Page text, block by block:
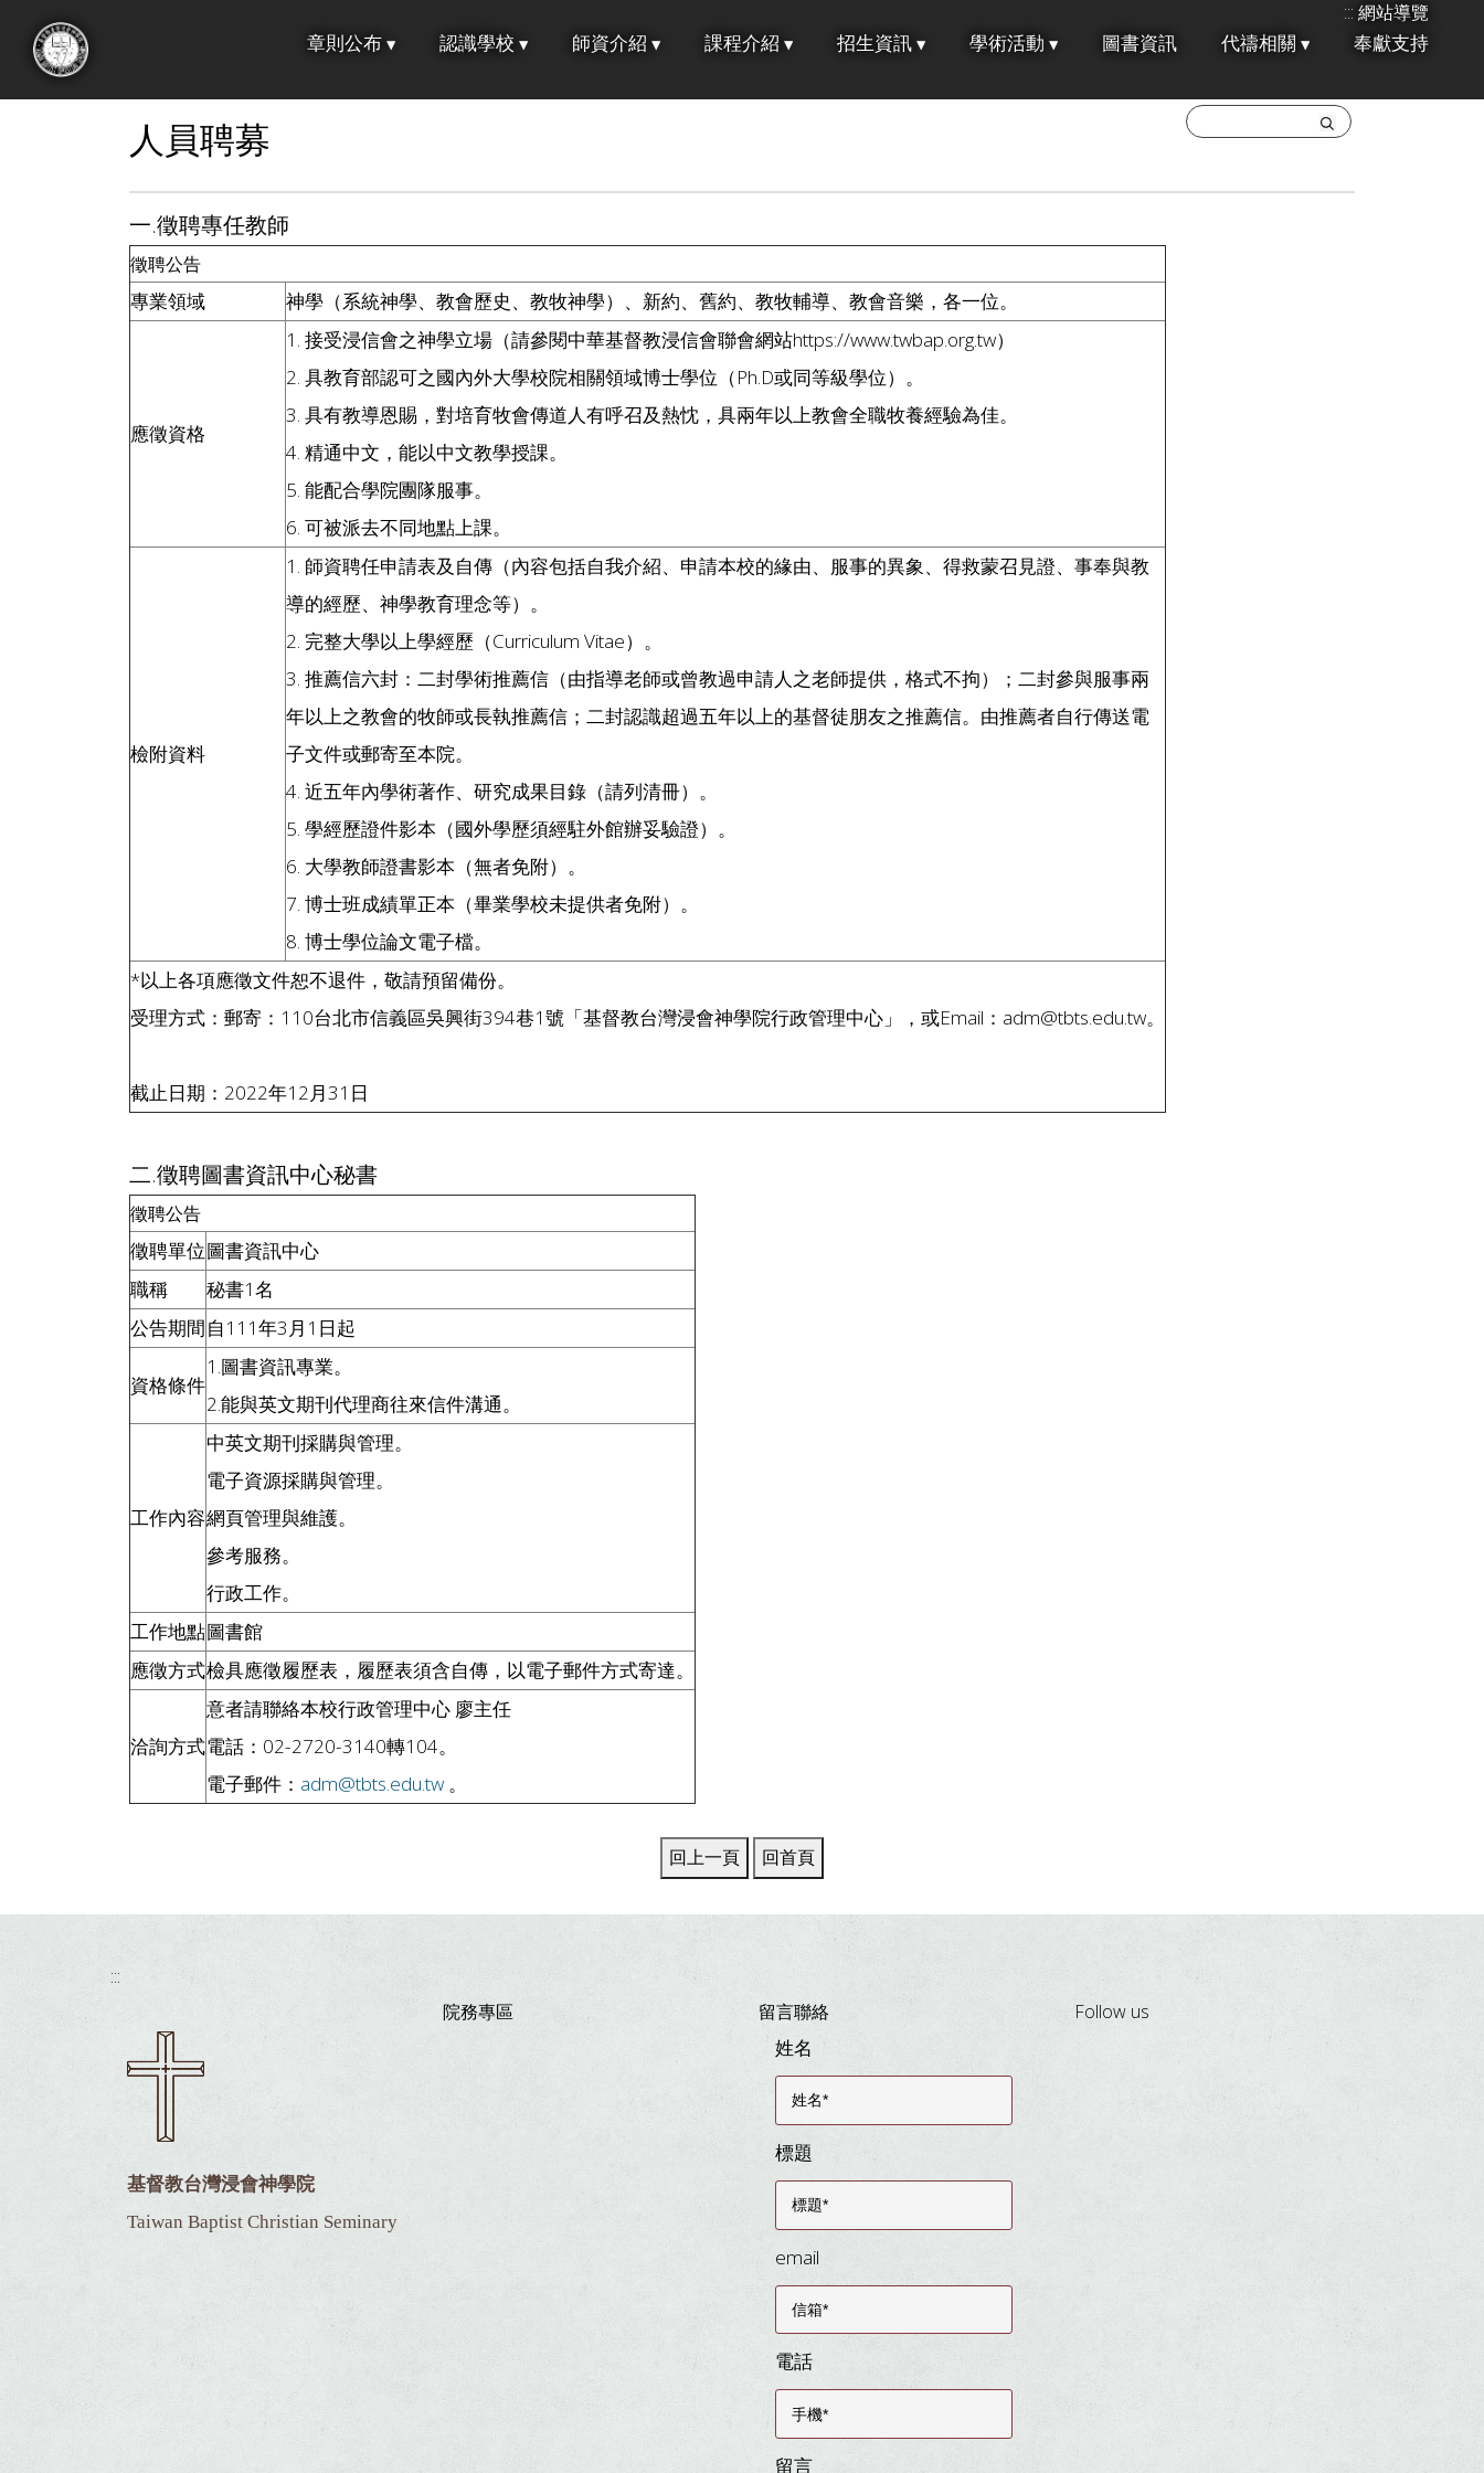
::: 網站導覽
章則公布 認識學校 師資介紹 課程介紹 招生資訊 學術活動 圖書資訊 代禱相關 奉獻支持
人員聘募
一.徵聘專任教師
徵聘公告
專業領域 神學（系統神學、教會歷史、教牧神學）、新約、舊約、教牧輔導、教會音樂，各一位。
應徵資格
1. 接受浸信會之神學立場（請參閱中華基督教浸信會聯會網站https://www.twbap.org.tw）
2. 具教育部認可之國內外大學校院相關領域博士學位（Ph.D或同等級學位）。
3. 具有教導恩賜，對培育牧會傳道人有呼召及熱忱，具兩年以上教會全職牧養經驗為佳。
4. 精通中文，能以中文教學授課。
5. 能配合學院團隊服事。
6. 可被派去不同地點上課。
檢附資料
1. 師資聘任申請表及自傳（內容包括自我介紹、申請本校的緣由、服事的異象、得救蒙召見證、事奉與教
導的經歷、神學教育理念等）。
2. 完整大學以上學經歷（Curriculum Vitae）。
3. 推薦信六封：二封學術推薦信（由指導老師或曾教過申請人之老師提供，格式不拘）；二封參與服事兩
年以上之教會的牧師或長執推薦信；二封認識超過五年以上的基督徒朋友之推薦信。由推薦者自行傳送電
子文件或郵寄至本院。
4. 近五年內學術著作、研究成果目錄（請列清冊）。
5. 學經歷證件影本（國外學歷須經駐外館辦妥驗證）。
6. 大學教師證書影本（無者免附）。
7. 博士班成績單正本（畢業學校未提供者免附）。
8. 博士學位論文電子檔。
*以上各項應徵文件恕不退件，敬請預留備份。
受理方式：郵寄：110台北市信義區吳興街394巷1號「基督教台灣浸會神學院行政管理中心」，或Email：adm@tbts.edu.tw。
截止日期：2022年12月31日
二.徵聘圖書資訊中心秘書
徵聘公告
徵聘單位圖書資訊中心
職稱
秘書1名
公告期間自111年3月1日起
資格條件
1.圖書資訊專業。
2.能與英文期刊代理商往來信件溝通。
工作內容
中英文期刊採購與管理。
電子資源採購與管理。
網頁管理與維護。
參考服務。
行政工作。
工作地點圖書館
應徵方式檢具應徵履歷表，履歷表須含自傳，以電子郵件方式寄達。
洽詢方式
意者請聯絡本校行政管理中心 廖主任
電話：02-2720-3140轉104。
電子郵件： adm@tbts.edu.tw 。
:::
基督教台灣浸會神學院
Taiwan Baptist Christian Seminary
院務專區 留言聯絡
姓名
標題
email
電話
留言
Follow us